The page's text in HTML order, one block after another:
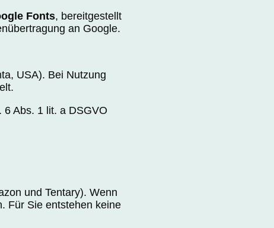
Fonts, bereitgestellt
an Google.
USA). Bei Nutzung
6 Abs. 1 lit. a DSGVO
und Tentary). Wenn
Für Sie entstehen keine